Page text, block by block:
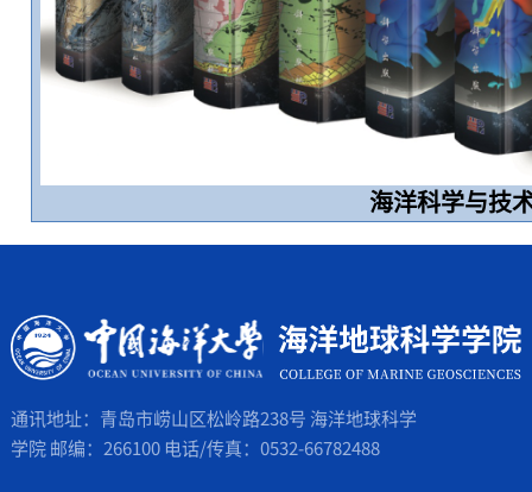
海洋科学与技
通讯地址：青岛市崂山区松岭路238号 海洋地球科学
学院 邮编：266100 电话/传真：0532-66782488